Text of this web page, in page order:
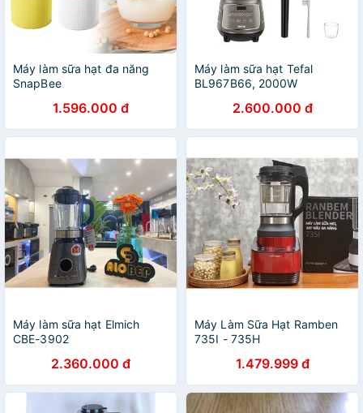
Máy làm sữa hạt đa năng
SnapBee
1.596.000 đ
Máy làm sữa hạt Tefal
BL967B66, 2000W
2.600.000 đ
Máy làm sữa hạt Elmich
CBE-3902
2.360.000 đ
Máy Làm Sữa Hạt Ramben
735I - 735H
1.479.999 đ